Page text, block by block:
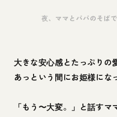
夜、ママとパパのそば
大きな安心感とたっぷりの
あっという間にお姫様にな
「もう〜大変。」と話す